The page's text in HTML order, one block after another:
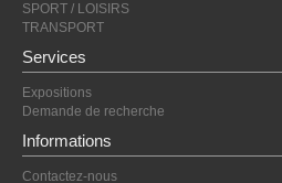
SPORT / LOISIRS
TRANSPORT
Services
Expositions
Demande de recherche
Informations
Contactez-nous